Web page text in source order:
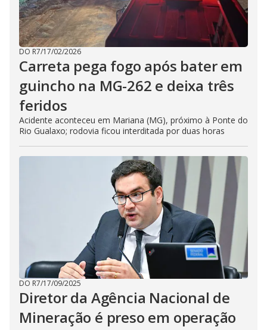
DO R7/17/02/2026
Carreta pega fogo após bater em
guincho na MG-262 e deixa três
feridos
Acidente aconteceu em Mariana (MG), próximo à Ponte do
Rio Gualaxo; rodovia ficou interditada por duas horas
DO R7/17/09/2025
Diretor da Agência Nacional de
Mineração é preso em operação